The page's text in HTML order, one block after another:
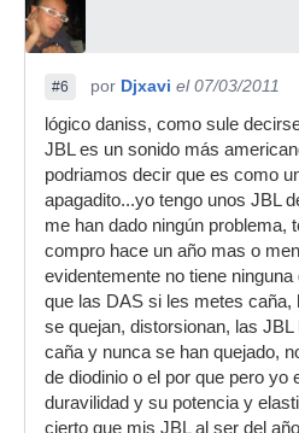
#6 por Djxavi el 07/03/2011
lógico daniss, como sule
JBL es un sonido más
podriamos decir que es como
apagadito...yo tengo unos JBL
me han dado ningún problema,
compro hace un año mas o
evidentemente no tiene
que las DAS si les metes caña,
se quejan, distorsionan, las
caña y nunca se han quejado,
de diodinio o el por que pero yo
duravilidad y su potencia y
cierto que mis JBL al ser del